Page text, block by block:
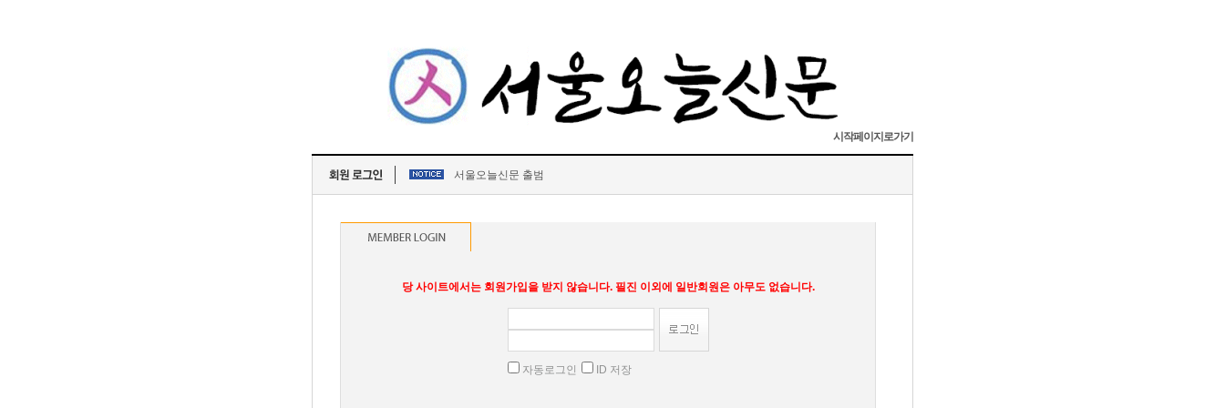
시작페이지로가기
서울오늘신문 출범
당 사이트에서는 회원가입을 받지 않습니다. 필진 이외에 일반회원은 아무도 없습니다.
자동로그인 ID 저장